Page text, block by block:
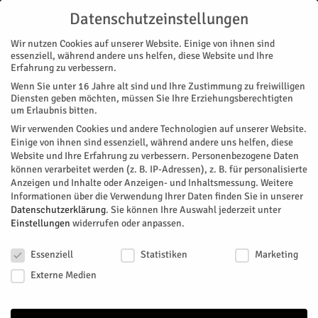
Start
← Zurück zu Veranstaltungen
Kulturwerkstatt
+ Google Karte
Düsseldorfer Str. 10
Jülich
Deutschland
https://www.kunstverein-juelich.de/
Datenschutzeinstellungen
Wir nutzen Cookies auf unserer Website. Einige von ihnen sind
essenziell, während andere uns helfen, diese Website und Ihre
Erfahrung zu verbessern.
Wenn Sie unter 16 Jahre alt sind und Ihre Zustimmung zu freiwilligen
Diensten geben möchten, müssen Sie Ihre Erziehungsberechtigten
um Erlaubnis bitten.
Wir verwenden Cookies und andere Technologien auf unserer Website.
Einige von ihnen sind essenziell, während andere uns helfen, diese
Website und Ihre Erfahrung zu verbessern. Personenbezogene Daten
können verarbeitet werden (z. B. IP-Adressen), z. B. für personalisierte
Anzeigen und Inhalte oder Anzeigen- und Inhaltsmessung. Weitere
Informationen über die Verwendung Ihrer Daten finden Sie in unserer
Datenschutzerklärung. Sie können Ihre Auswahl jederzeit unter
Einstellungen widerrufen oder anpassen.
Essenziell
Statistiken
Marketing
Externe Medien